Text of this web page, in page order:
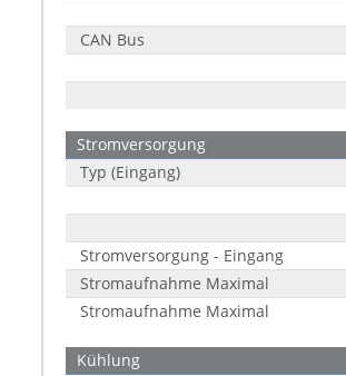
CAN Bus
Stromversorgung
Typ (Eingang)
Stromversorgung - Eingang
Stromaufnahme Maximal
Stromaufnahme Maximal
Kühlung